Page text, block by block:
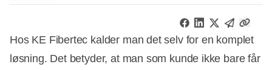
Hos KE Fibertec kalder man det selv for en komplet
løsning. Det betyder, at man som kunde ikke bare får